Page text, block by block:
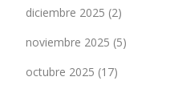
diciembre 2025 (2)
noviembre 2025 (5)
octubre 2025 (17)